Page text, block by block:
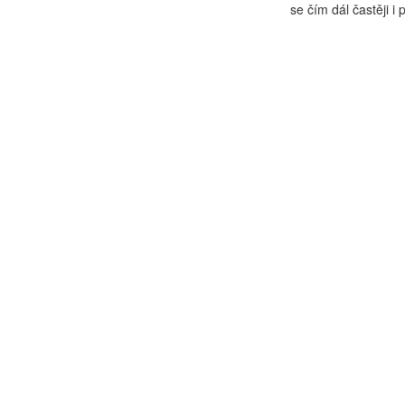
se čím dál častěji i